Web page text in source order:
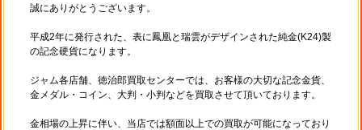
誠にありがとうございます。
平成2年に発行された、表に鳳凰と瑞雲がデザインされた純金(K24)製
の記念硬貨になります。
ジャム各店舗、徳治郎買取センターでは、お客様の大切な記念金貨、
金メダル・コイン、大判・小判などを買取させて頂いております。
金相場の上昇に伴い、当店では額面以上での買取が可能になっており